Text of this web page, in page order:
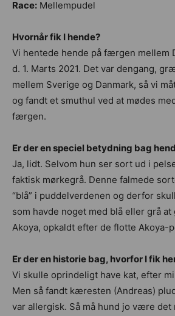
Race: Mellempudel
Hvornår fik I hende?
Vi hentede hende på færgen mellem
d. 1. Marts 2021. Det var dengang,
mellem Sverige og Danmark, så vi
og fandt et smuthul ved at mødes
færgen.
Er der en speciel betydning bag
Ja, lidt. Selvom hun ser sort ud i
faktisk mørkegrå. Denne falmede
“blå” i puddelverdenen og derfor
som havde noget med blå eller grå
Akoya, opkaldt efter de flotte Akoya-
Er der en historie bag, hvorfor I fik
Vi skulle oprindeligt have kat, efter
Men så fandt kæresten (Andreas)
var allergisk. Så må hund jo være